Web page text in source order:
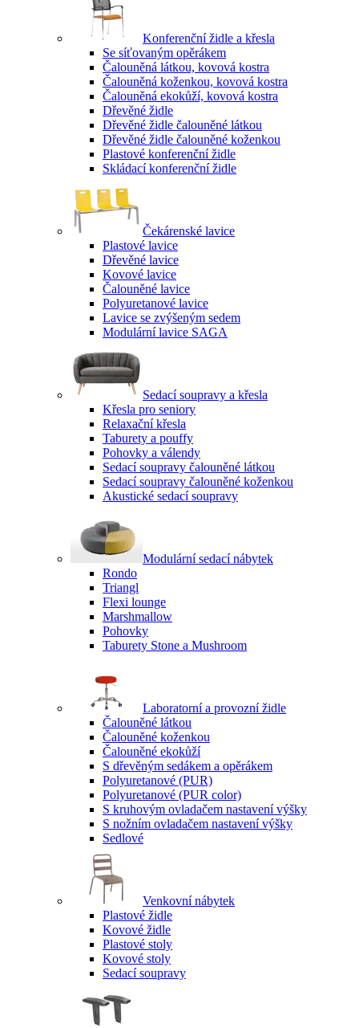
Konferenční židle a křesla
Se síťovaným opěrákem
Čalouněná látkou, kovová kostra
Čalouněná koženkou, kovová kostra
Čalouněná ekokůží, kovová kostra
Dřevěné židle
Dřevěné židle čalouněné látkou
Dřevěné židle čalouněné koženkou
Plastové konferenční židle
Skládací konferenční židle
Čekárenské lavice
Plastové lavice
Dřevěné lavice
Kovové lavice
Čalouněné lavice
Polyuretanové lavice
Lavice se zvýšeným sedem
Modulární lavice SAGA
Sedací soupravy a křesla
Křesla pro seniory
Relaxační křesla
Taburety a pouffy
Pohovky a válendy
Sedací soupravy čalouněné látkou
Sedací soupravy čalouněné koženkou
Akustické sedací soupravy
Modulární sedací nábytek
Rondo
Triangl
Flexi lounge
Marshmallow
Pohovky
Taburety Stone a Mushroom
Laboratorní a provozní židle
Čalouněné látkou
Čalouněné koženkou
Čalouněné ekokůží
S dřevěným sedákem a opěrákem
Polyuretanové (PUR)
Polyuretanové (PUR color)
S kruhovým ovladačem nastavení výšky
S nožním ovladačem nastavení výšky
Sedlové
Venkovní nábytek
Plastové židle
Kovové židle
Plastové stoly
Kovové stoly
Sedací soupravy